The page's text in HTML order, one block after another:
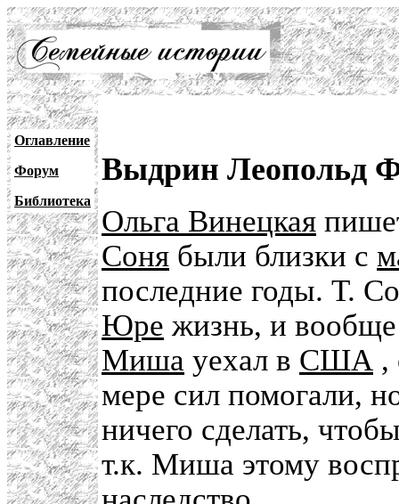
Оглавление
Форум
Библиотека
Выдрин Леопольд
Ольга Винецкая
Соня были близки с
последние годы. Т.
Юре жизнь, и
Миша уехал в США ,
мере сил помогали,
ничего сделать,
т.к. Миша этому